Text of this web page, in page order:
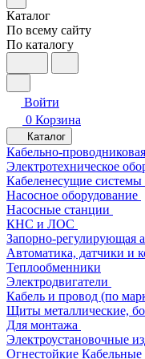
Каталог
По всему сайту
По каталогу
Войти
0 Корзина
Каталог
Кабельно-
Электротехническое
Кабеленесущие системы
Насосное оборудование
Насосные станции
КНС и ЛОС
Запорно-регулирующая
Автоматика, датчики и
Теплообменники
Электродвигатели
Кабель и провод (по
Щиты металлические,
Для монтажа
Электроустановочные
Огнестойкие